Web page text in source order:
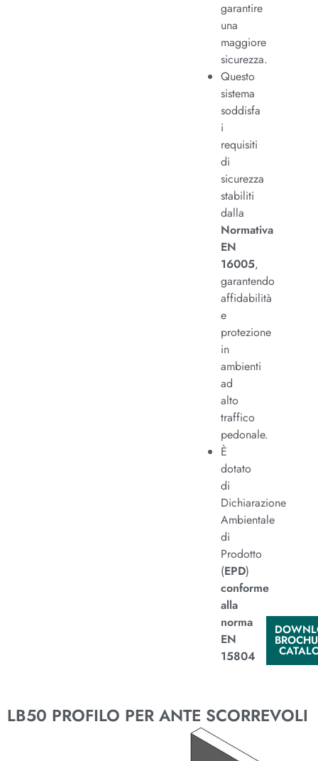
garantire
una
maggiore
sicurezza.
Questo
sistema
soddisfa
i
requisiti
di
sicurezza
stabiliti
dalla
Normativa
EN
16005,
garantendo
affidabilità
e
protezione
in
ambienti
ad
alto
traffico
pedonale.
È
dotato
di
Dichiarazione
Ambientale
di
Prodotto
(EPD)
conforme
alla
norma
EN
15804
LB50 PROFILO PER ANTE SCORREVOLI